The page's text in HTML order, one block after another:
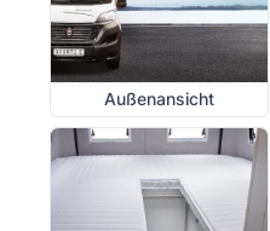
Außenansicht